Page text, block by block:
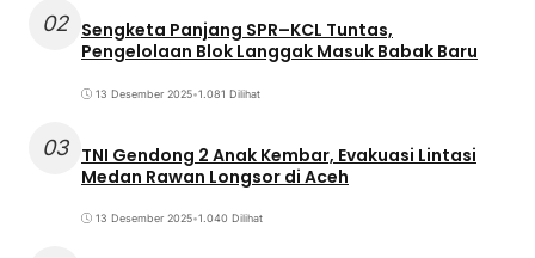
02 Sengketa Panjang SPR–KCL Tuntas,
Pengelolaan Blok Langgak Masuk Babak Baru
13 Desember 2025•1.081 Dilihat
03 TNI Gendong 2 Anak Kembar, Evakuasi Lintasi
Medan Rawan Longsor di Aceh
13 Desember 2025•1.040 Dilihat